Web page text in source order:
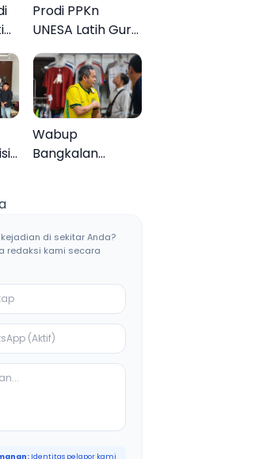
Prodi PPKn
UNESA Latih Guru
PPKn Bangkalan
dengan
Pembelajaran
Inovasi Teknologi
Wabup
Bangkalan
Ketiban Berkah
di sekitar Anda?
redaksi kami secara
Identitas pelapor kami